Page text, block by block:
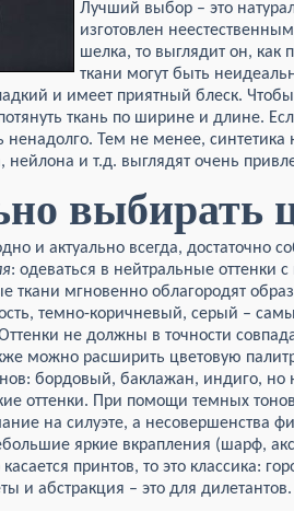
Лучший выбор – это
изготовлен
шелка, то выглядит он, как
ткани могут быть
и имеет приятный блеск.
ткань по ширине и длине.
ненадолго. Тем не менее,
нейлона и т.д. выглядят очень
выбирать
и актуально всегда, достаточно
: одеваться в нейтральные оттенки с
ткани мгновенно облагородят
темно-коричневый, серый –
не должны в точности
можно расширить цветовую
бордовый, баклажан, индиго, но
оттенки. При помощи темных
на силуэте, а несовершенства
яркие вкрапления (шарф,
принтов, то это классика:
и абстракция – это для дилетантов.